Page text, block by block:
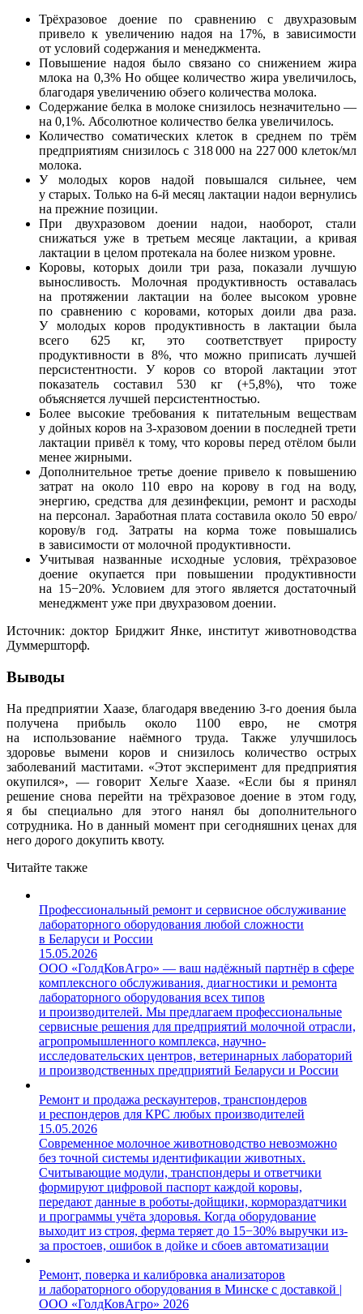
Трёхразовое доение по сравнению с двухразовым
привело к увеличению надоя на 17%, в зависимости
от условий содержания и менеджмента.
Повышение надоя было связано со снижением жира
млока на 0,3% Но общее количество жира увеличилось,
благодаря увеличению обэего количества молока.
Содержание белка в молоке снизилось незначительно —
на 0,1%. Абсолютное количество белка увеличилось.
Количество соматических клеток в среднем по трём
предприятиям снизилось с 318 000 на 227 000 клеток/мл
молока.
У молодых коров надой повышался сильнее, чем
у старых. Только на 6-й месяц лактации надои вернулись
на прежние позиции.
При двухразовом доении надои, наоборот, стали
снижаться уже в третьем месяце лактации, а кривая
лактации в целом протекала на более низком уровне.
Коровы, которых доили три раза, показали лучшую
выносливость. Молочная продуктивность оставалась
на протяжении лактации на более высоком уровне
по сравнению с коровами, которых доили два раза.
У молодых коров продуктивность в лактации была
всего 625 кг, это соответствует приросту
продуктивности в 8%, что можно приписать лучшей
персистентности. У коров со второй лактации этот
показатель составил 530 кг (+5,8%), что тоже
объясняется лучшей персистентностью.
Более высокие требования к питательным веществам
у дойных коров на 3-хразовом доении в последней трети
лактации привёл к тому, что коровы перед отёлом были
менее жирными.
Дополнительное третье доение привело к повышению
затрат на около 110 евро на корову в год на воду,
энергию, средства для дезинфекции, ремонт и расходы
на персонал. Заработная плата составила около 50 евро/
корову/в год. Затраты на корма тоже повышались
в зависимости от молочной продуктивности.
Учитывая названные исходные условия, трёхразовое
доение окупается при повышении продуктивности
на 15−20%. Условием для этого является достаточный
менеджмент уже при двухразовом доении.
Источник: доктор Бриджит Янке, институт животноводства
Думмершторф.
Выводы
На предприятии Хаазе, благодаря введению 3-го доения была
получена прибыль около 1100 евро, не смотря
на использование наёмного труда. Также улучшилось
здоровье вымени коров и снизилось количество острых
заболеваний маститами. «Этот эксперимент для предприятия
окупился», — говорит Хельге Хаазе. «Если бы я принял
решение снова перейти на трёхразовое доение в этом году,
я бы специально для этого нанял бы дополнительного
сотрудника. Но в данный момент при сегодняшних ценах для
него дорого докупить квоту.
Читайте также
Профессиональный ремонт и сервисное обслуживание
лабораторного оборудования любой сложности
в Беларуси и России
15.05.2026
ООО «ГолдКовАгро» — ваш надёжный партнёр в сфере
комплексного обслуживания, диагностики и ремонта
лабораторного оборудования всех типов
и производителей. Мы предлагаем профессиональные
сервисные решения для предприятий молочной отрасли,
агропромышленного комплекса, научно-
исследовательских центров, ветеринарных лабораторий
и производственных предприятий Беларуси и России
Ремонт и продажа рескаунтеров, транспондеров
и респондеров для КРС любых производителей
15.05.2026
Современное молочное животноводство невозможно
без точной системы идентификации животных.
Считывающие модули, транспондеры и ответчики
формируют цифровой паспорт каждой коровы,
передают данные в роботы-дойщики, кормораздатчики
и программы учёта здоровья. Когда оборудование
выходит из строя, ферма теряет до 15−30% выручки из-
за простоев, ошибок в дойке и сбоев автоматизации
Ремонт, поверка и калибровка анализаторов
и лабораторного оборудования в Минске с доставкой |
ООО «ГолдКовАгро» 2026